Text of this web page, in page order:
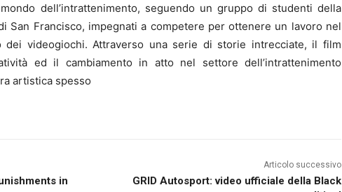
dell’intrattenimento, seguendo un gruppo di studenti della
San Francisco, impegnati a competere per ottenere un lavoro nel
dei videogiochi. Attraverso una serie di storie intrecciate, il film
ed il cambiamento in atto nel settore dell’intrattenimento
artistica spesso
in
Articolo successivo
GRID Autosport: video ufficiale della Black